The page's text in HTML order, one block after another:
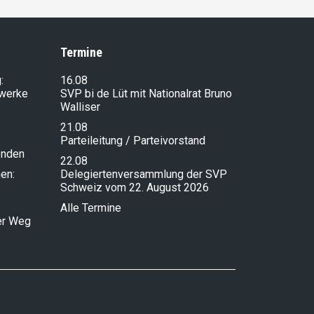
Weg
Termine
16.08
SVP bi de Lüt mit Nationalrat Bruno
Walliser
21.08
Parteileitung / Parteivorstand
22.08
Delegiertenversammlung der SVP
Schweiz vom 22. August 2026
Alle Termine